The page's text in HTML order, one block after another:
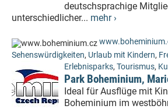
deutschsprachige
unterschiedlicher... mehr ›
Sehenswürdigkeiten, Urlaub mit Kindern,
Erlebnisparks, Tourismus,
Park Boheminium,
Ideal für Ausflüge mit
Boheminium im